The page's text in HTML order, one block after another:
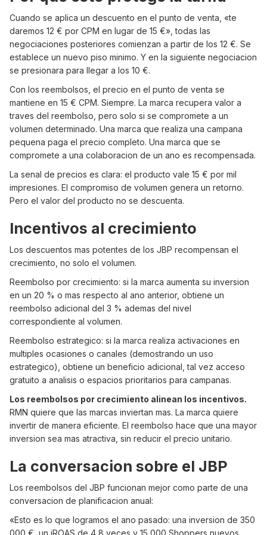
Cuando se aplica un descuento en el punto de venta, «te
daremos 12 € por CPM en lugar de 15 €», todas las
negociaciones posteriores comienzan a partir de los 12 €. Se
establece un nuevo piso minimo. Y en la siguiente negociacion
se presionara para llegar a los 10 €.
Con los reembolsos, el precio en el punto de venta se
mantiene en 15 € CPM. Siempre. La marca recupera valor a
traves del reembolso, pero solo si se compromete a un
volumen determinado. Una marca que realiza una campana
pequena paga el precio completo. Una marca que se
compromete a una colaboracion de un ano es recompensada.
La senal de precios es clara: el producto vale 15 € por mil
impresiones. El compromiso de volumen genera un retorno.
Pero el valor del producto no se descuenta.
Incentivos al crecimiento
Los descuentos mas potentes de los JBP recompensan el
crecimiento, no solo el volumen.
Reembolso por crecimiento: si la marca aumenta su inversion
en un 20 % o mas respecto al ano anterior, obtiene un
reembolso adicional del 3 % ademas del nivel
correspondiente al volumen.
Reembolso estrategico: si la marca realiza activaciones en
multiples ocasiones o canales (demostrando un uso
estrategico), obtiene un beneficio adicional, tal vez acceso
gratuito a analisis o espacios prioritarios para campanas.
Los reembolsos por crecimiento alinean los incentivos.
RMN quiere que las marcas inviertan mas. La marca quiere
invertir de manera eficiente. El reembolso hace que una mayor
inversion sea mas atractiva, sin reducir el precio unitario.
La conversacion sobre el JBP
Los reembolsos del JBP funcionan mejor como parte de una
conversacion de planificacion anual:
«Esto es lo que logramos el ano pasado: una inversion de 350